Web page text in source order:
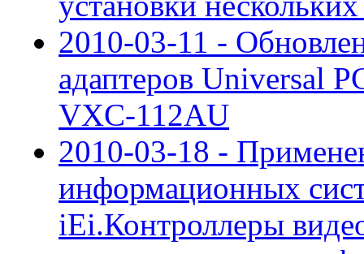
2010-03-11 -
адаптеров Universal
VXC-112AU
2010-03-18 -
информационных
iEi.Контроллеры